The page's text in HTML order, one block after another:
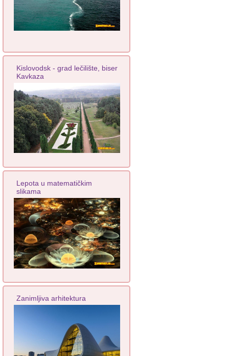
Kislovodsk - grad lečilište, biser
Kavkaza
Lepota u matematičkim
slikama
Zanimljiva arhitektura